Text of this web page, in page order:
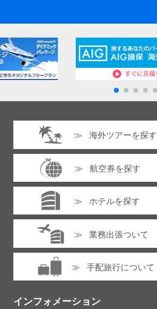
海外ツアーを探す
航空券を探す
ホテルを探す
業務出張ついて
手配旅行について
インフォメーション